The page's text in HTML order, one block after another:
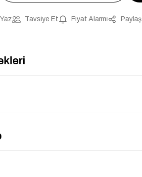
Tavsiye Et Fiyat Alarmı Paylaş